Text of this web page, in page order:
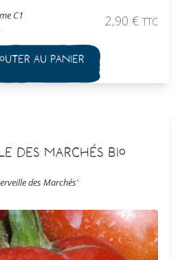
C1
2,90 € TTC
au panier
des Marchés Bio
des Marchés'